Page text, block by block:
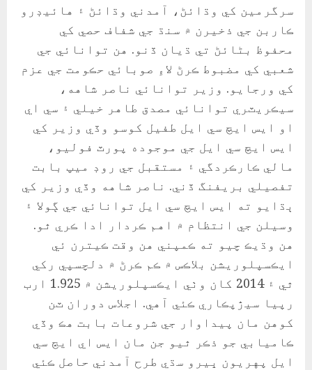
سرگرمين کي وڌائڻ، آمدني وڌائڻ ۽ هائيڊرو
ڪاربن جي ذخيرن ۾ سنڌ جي شفاف حصي کي
محفوظ بڻائڻ تي ڌيان ڏنو. هن توانائي جي
شعبي کي مضبوط ڪرڻ لاءِ صوبائي حڪومت جي عزم
کي ورجايو. وزير توانائي ناصر شاهه،
سيڪريٽري توانائي مصدق طاهر خيلي ۽ سي اي
او ايس ايچ سي ايل طفيل کوسو وڏي وزير کي
ايس ايچ سي ايل جي موجوده پورٽ فوليو،
مالي ڪارڪردگي ۽ مستقبل جي روڊ ميپ بابت
تفصيلي بريفنگ ڏني. ناصر شاهه وڏي وزير کي
ٻڌايو ته ايس ايچ سي ايل توانائي جي ڳولا ۽
وسيلن جي انتظام ۾ اهم ڪردار ادا ڪري ٿو.
هن وڌيڪ چيو ته ڪمپني هن وقت ڪيترن ئي
ايڪسپلوريشن بلاڪس ۾ ڪم ڪرڻ ۾ دلچسپي رکي
ٿي ۽ 2014 کان وٺي ايڪسپلوريشن ۾ 1.925 ارب
رپيا سيڙپڪاري ڪئي آهي. اجلاس دوران ٽن
کوهن مان پيداوار جي شروعات بابت هڪ وڏي
ڪاميابي جو ذڪر ٿيو جن مان ايس اي ايڇ سي
ايل پهريون ڀيرو سڌي طرح آمدني حاصل ڪئي